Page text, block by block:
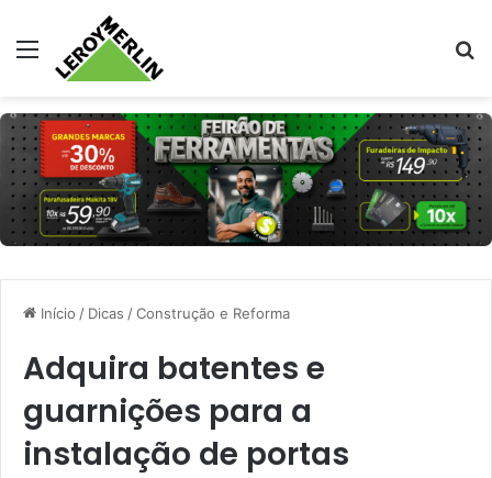
Menu
Início / Dicas /Construção e Reforma
Adquira batentes e
guarnições para a
instalação de portas